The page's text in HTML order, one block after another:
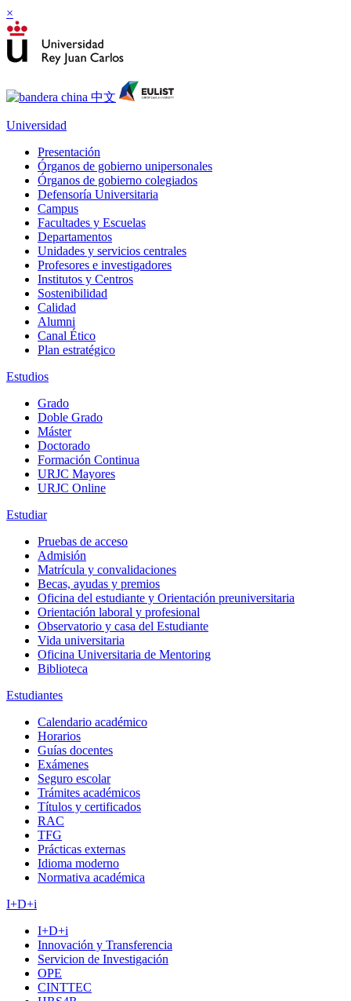
×
Universidad
Presentación
Órganos de gobierno unipersonales
Órganos de gobierno colegiados
Defensoría Universitaria
Campus
Facultades y Escuelas
Departamentos
Unidades y servicios centrales
Profesores e investigadores
Institutos y Centros
Sostenibilidad
Calidad
Alumni
Canal Ético
Plan estratégico
Estudios
Grado
Doble Grado
Máster
Doctorado
Formación Continua
URJC Mayores
URJC Online
Estudiar
Pruebas de acceso
Admisión
Matrícula y convalidaciones
Becas, ayudas y premios
Oficina del estudiante y Orientación preuniversitaria
Orientación laboral y profesional
Observatorio y casa del Estudiante
Vida universitaria
Oficina Universitaria de Mentoring
Biblioteca
Estudiantes
Calendario académico
Horarios
Guías docentes
Exámenes
Seguro escolar
Trámites académicos
Títulos y certificados
RAC
TFG
Prácticas externas
Idioma moderno
Normativa académica
I+D+i
I+D+i
Innovación y Transferencia
Servicion de Investigación
OPE
CINTTEC